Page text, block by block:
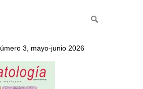
3, mayo-junio 2026